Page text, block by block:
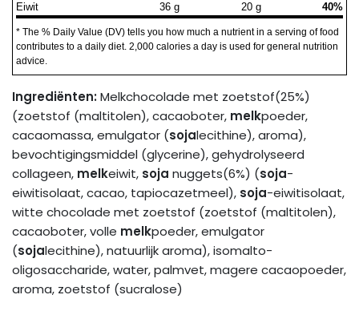
Eiwit
36 g 20 g 40%
* The % Daily Value (DV) tells you how much a nutrient in a serving of food
contributes to a daily diet. 2,000 calories a day is used for general nutrition
advice.
Ingrediënten:Melkchocolade met zoetstof(25%)
(zoetstof (maltitolen), cacaoboter, melkpoeder,
cacaomassa, emulgator (sojalecithine), aroma),
bevochtigingsmiddel (glycerine), gehydrolyseerd
collageen, melkeiwit, soja nuggets(6%) (soja-
eiwitisolaat, cacao, tapiocazetmeel), soja-eiwitisolaat,
witte chocolade met zoetstof (zoetstof (maltitolen),
cacaoboter, volle melkpoeder, emulgator
(sojalecithine), natuurlijk aroma), isomalto-
oligosaccharide, water, palmvet, magere cacaopoeder,
aroma, zoetstof (sucralose)